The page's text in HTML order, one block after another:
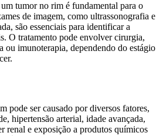
tumor no rim é fundamental para o
de imagem, como ultrassonografia e
são essenciais para identificar a
O tratamento pode envolver cirurgia,
ou imunoterapia, dependendo do estágio
pode ser causado por diversos fatores,
hipertensão arterial, idade avançada,
renal e exposição a produtos químicos